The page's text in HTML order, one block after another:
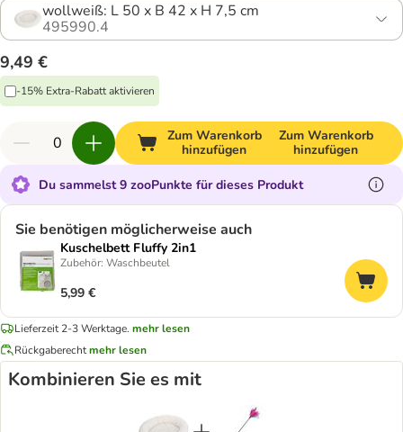
wollweiß: L 50 x B 42 x H 7,5 cm
495990.4
9,49 €
-15% Extra-Rabatt aktivieren
Zum Warenkorb
hinzufügen
Zum Warenkorb
hinzufügen
Du sammelst 9 zooPunkte für dieses Produkt
Sie benötigen möglicherweise auch
Kuschelbett Fluffy 2in1
Zubehör: Waschbeutel
5,99 €
Lieferzeit 2-3 Werktage. mehr lesen
Rückgaberechtmehr lesen
Kombinieren Sie es mit